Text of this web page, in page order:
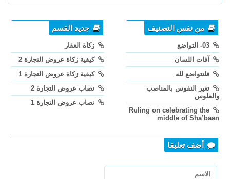
من نفس التصنيف
آفات اللسان
فلنتواضع لله
تغير النفوس بالمناصب
والفلوس
Ruling on celebrating the
middle of Sha’baan
جديد القسم
زكاة العقار
كيفية زكاة عروض التجارة 2
كيفية زكاة عروض التجارة 1
نصاب عروض التجارة 2
نصاب عروض التجارة 1
أضف تعليقا